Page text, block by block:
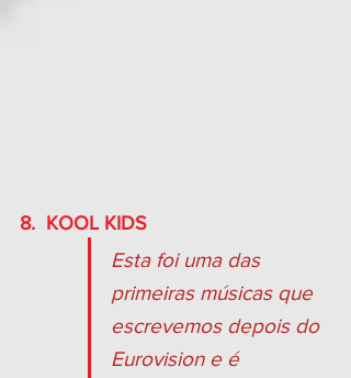
8.  KOOL KIDS
Esta foi uma das
primeiras músicas que
escrevemos depois do
Eurovision e é